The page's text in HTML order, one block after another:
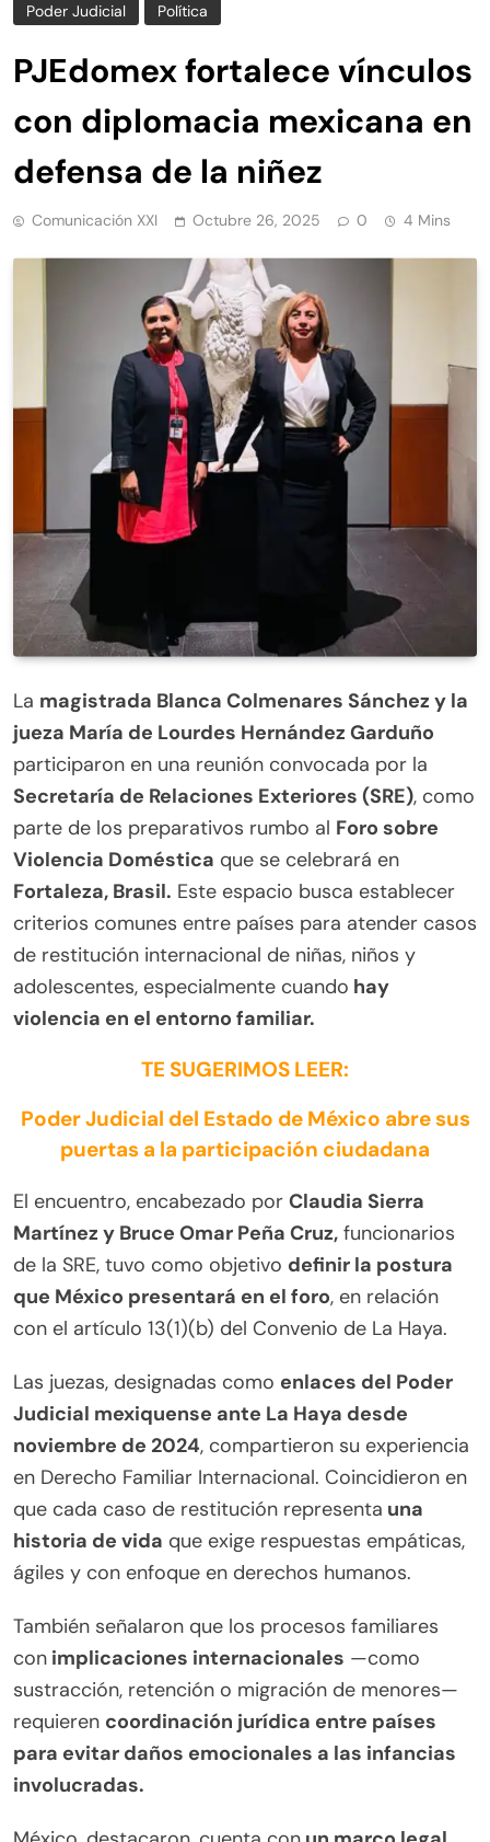
Poder Judicial Política
PJEdomex fortalece vínculos
con diplomacia mexicana en
defensa de la niñez
Comunicación XXI Octubre 26, 2025 0 4 Mins
La magistrada Blanca Colmenares Sánchez y la
jueza María de Lourdes Hernández Garduño
participaron en una reunión convocada por la
Secretaría de Relaciones Exteriores (SRE), como
parte de los preparativos rumbo al Foro sobre
Violencia Doméstica que se celebrará en
Fortaleza, Brasil. Este espacio busca establecer
criterios comunes entre países para atender casos
de restitución internacional de niñas, niños y
adolescentes, especialmente cuando hay
violencia en el entorno familiar.
TE SUGERIMOS LEER:
Poder Judicial del Estado de México abre sus
puertas a la participación ciudadana
El encuentro, encabezado por Claudia Sierra
Martínez y Bruce Omar Peña Cruz, funcionarios
de la SRE, tuvo como objetivo definir la postura
que México presentará en el foro, en relación
con el artículo 13(1)(b) del Convenio de La Haya.
Las juezas, designadas como enlaces del Poder
Judicial mexiquense ante La Haya desde
noviembre de 2024, compartieron su experiencia
en Derecho Familiar Internacional. Coincidieron en
que cada caso de restitución representa una
historia de vida que exige respuestas empáticas,
ágiles y con enfoque en derechos humanos.
También señalaron que los procesos familiares
con implicaciones internacionales —como
sustracción, retención o migración de menores—
requieren coordinación jurídica entre países
para evitar daños emocionales a las infancias
involucradas.